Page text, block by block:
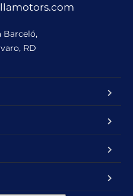
Barceló,
RD